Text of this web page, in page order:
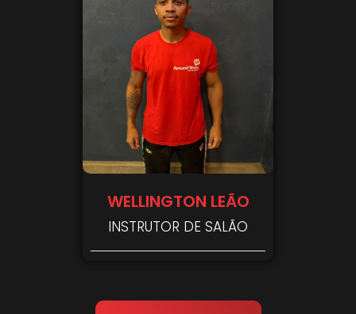
WELLINGTON LEÃO
INSTRUTOR DE SALÃO